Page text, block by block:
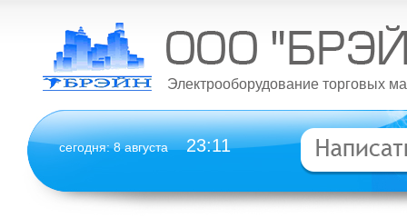
Электрооборудование торговых
сегодня: 8 августа 23:11